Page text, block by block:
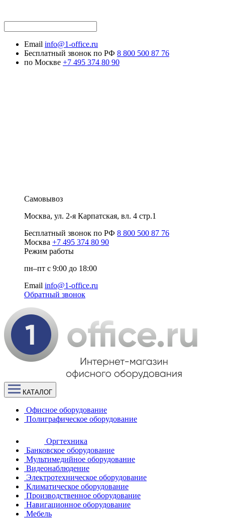
Email info@1-office.ru
Бесплатный звонок по РФ 8 800 500 87 76
по Москве +7 495 374 80 90
Самовывоз
Москва, ул. 2-я Карпатская, вл. 4 стр.1
Бесплатный звонок по РФ 8 800 500 87 76
Москва +7 495 374 80 90
Режим работы
пн–пт с 9:00 до 18:00
Email info@1-office.ru
Обратный звонок
КАТАЛОГ
Офисное оборудование
Полиграфическое оборудование
Оргтехника
Банковское оборудование
Мультимедийное оборудование
Видеонаблюдение
Электротехническое оборудование
Климатическое оборудование
Производственное оборудование
Навигационное оборудование
Мебель